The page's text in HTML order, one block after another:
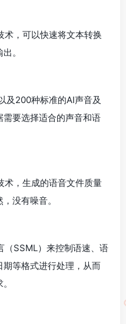
，可以快速将文本转换
。
及200种标准的AI声音及
要选择适合的声音和语
术，生成的语音文件质量
没有噪音。
（SSML）来控制语速、语
等格式进行处理，从而